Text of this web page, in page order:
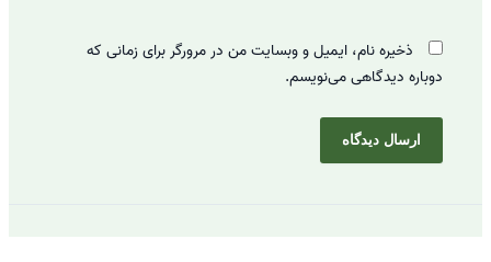
ذخیره نام، ایمیل و وبسایت من در مرورگر برای زمانی که
دوباره دیدگاهی می‌نویسم.